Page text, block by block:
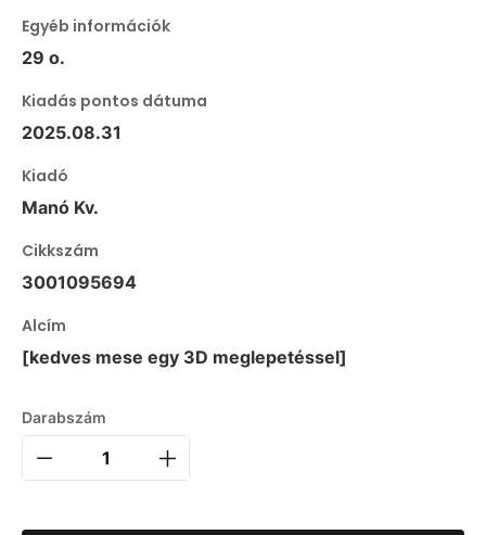
Egyéb információk
29 o.
Kiadás pontos dátuma
2025.08.31
Kiadó
Manó Kv.
Cikkszám
3001095694
Alcím
[kedves mese egy 3D meglepetéssel]
Darabszám